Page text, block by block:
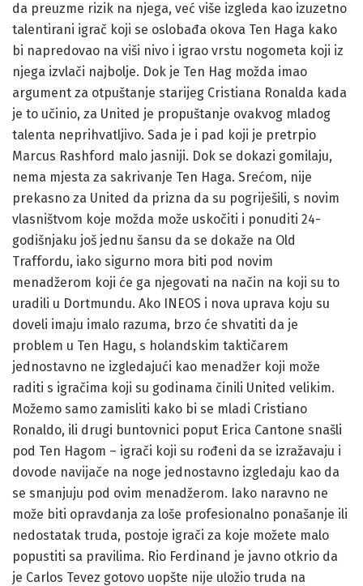
da preuzme rizik na njega, već više izgleda kao izuzetno
talentirani igrač koji se oslobađa okova Ten Haga kako
bi napredovao na viši nivo i igrao vrstu nogometa koji iz
njega izvlači najbolje. Dok je Ten Hag možda imao
argument za otpuštanje starijeg Cristiana Ronalda kada
je to učinio, za United je propuštanje ovakvog mladog
talenta neprihvatljivo. Sada je i pad koji je pretrpio
Marcus Rashford malo jasniji. Dok se dokazi gomilaju,
nema mjesta za sakrivanje Ten Haga. Srećom, nije
prekasno za United da prizna da su pogriješili, s novim
vlasništvom koje možda može uskočiti i ponuditi 24-
godišnjaku još jednu šansu da se dokaže na Old
Traffordu, iako sigurno mora biti pod novim
menadžerom koji će ga njegovati na način na koji su to
uradili u Dortmundu. Ako INEOS i nova uprava koju su
doveli imaju imalo razuma, brzo će shvatiti da je
problem u Ten Hagu, s holandskim taktičarem
jednostavno ne izgledajući kao menadžer koji može
raditi s igračima koji su godinama činili United velikim.
Možemo samo zamisliti kako bi se mladi Cristiano
Ronaldo, ili drugi buntovnici poput Erica Cantone snašli
pod Ten Hagom – igrači koji su rođeni da se izražavaju i
dovode navijače na noge jednostavno izgledaju kao da
se smanjuju pod ovim menadžerom. Iako naravno ne
može biti opravdanja za loše profesionalno ponašanje ili
nedostatak truda, postoje igrači za koje možete malo
popustiti sa pravilima. Rio Ferdinand je javno otkrio da
je Carlos Tevez gotovo uopšte nije uložio truda na